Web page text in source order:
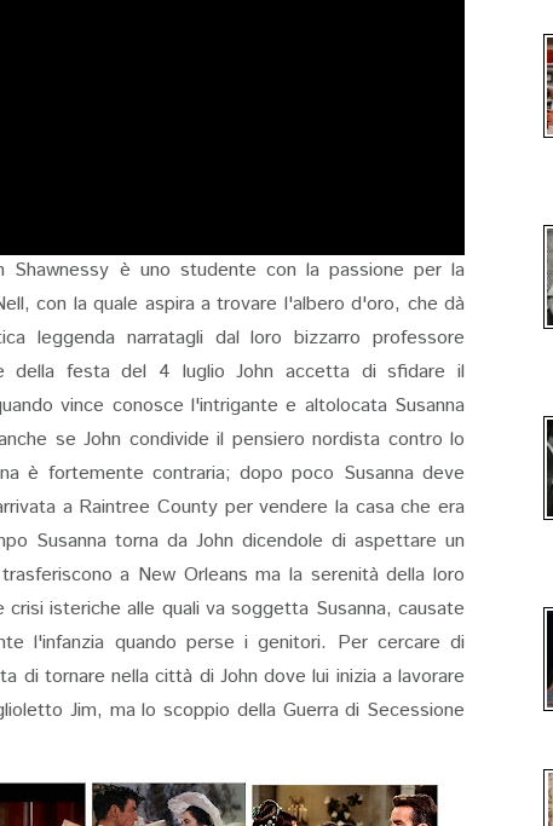
Shawnessy è uno studente con la passione per la
con la quale aspira a trovare l'albero d'oro, che dà
leggenda narratagli dal loro bizzarro professore
della festa del 4 luglio John accetta di sfidare il
vince conosce l'intrigante e altolocata Susanna
se John condivide il pensiero nordista contro lo
è fortemente contraria; dopo poco Susanna deve
a Raintree County per vendere la casa che era
Susanna torna da John dicendole di aspettare un
a New Orleans ma la serenità della loro
isteriche alle quali va soggetta Susanna, causate
l'infanzia quando perse i genitori. Per cercare di
di tornare nella città di John dove lui inizia a lavorare
Jim, ma lo scoppio della Guerra di Secessione